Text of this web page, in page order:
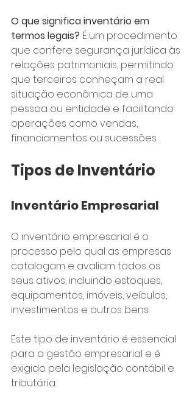
O que significa inventárioem
termos legais? É um procedimento
que confere segurança jurídica às
relações patrimoniais, permitindo
que terceiros conheçam a real
situação econômica de uma
pessoa ou entidade e facilitando
operações como vendas,
financiamentos ou sucessões.
Tipos de Inventário
Inventário Empresarial
O inventário empresarial é o
processo pelo qual as empresas
catalogam e avaliam todos os
seus ativos, incluindo estoques,
equipamentos, imóveis, veículos,
investimentos e outros bens.
Este tipo de inventário é essencial
para a gestão empresarial e é
exigido pela legislação contábil e
tributária.